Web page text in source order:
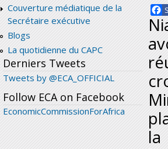
Couverture médiatique de la
Secrétaire exécutive
Blogs
La quotidienne du CAPC
Derniers Tweets
Tweets by @ECA_OFFICIAL
Follow ECA on Facebook
EconomicCommissionForAfrica
la